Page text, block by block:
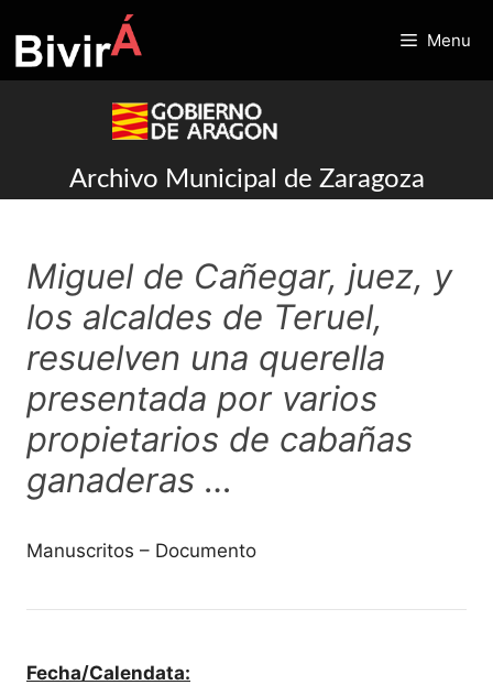
to
content
Menu
Archivo Municipal de Zaragoza
Miguel de Cañegar, juez, y
los alcaldes de Teruel,
resuelven una querella
presentada por varios
propietarios de cabañas
ganaderas …
Manuscritos – Documento
Fecha/Calendata: